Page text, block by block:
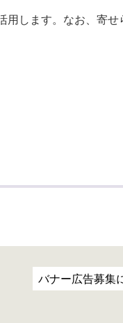
用します。なお、寄せ
バナー広告募集